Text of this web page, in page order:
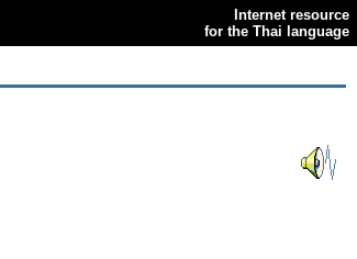
Internet resource
for the Thai language